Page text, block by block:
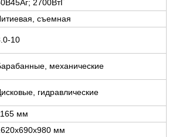
2700ВтГ
съемная
10
механические
гидравлические
мм
мм